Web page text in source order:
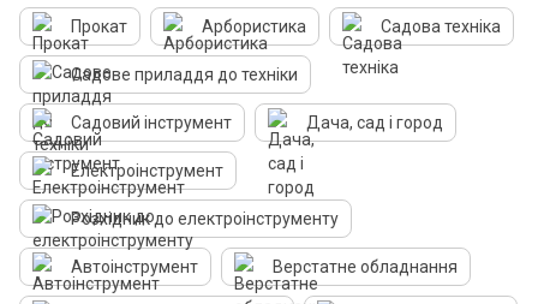
Прокат Арбористика Садова техніка
Садове приладдя до техніки
Садовий інструмент Дача, сад і город
Електроінструмент
Розхідник до електроінструменту
Автоінструмент Верстатне обладнання